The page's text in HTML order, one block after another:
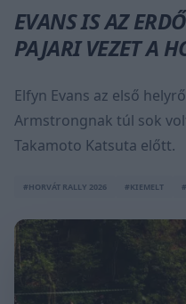
EVANS IS AZ
PAJARI VEZET A
Elfyn Evans az első
Armstrongnak túl sok
Takamoto Katsuta előtt.
#HORVÁT RALLY 2026 #KIEMELT